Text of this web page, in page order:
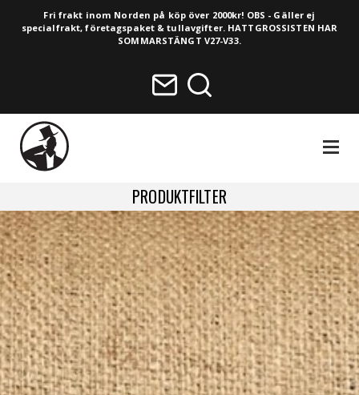
Fri frakt inom Norden på köp över 2000kr! OBS - Gäller ej
specialfrakt, företagspaket & tullavgifter. HATTGROSSISTEN HAR
SOMMARSTÄNGT V27-V33.
PRODUKTFILTER
HELA SORTIMENTET
NYHETER
VINTAGE
LIMITERADE